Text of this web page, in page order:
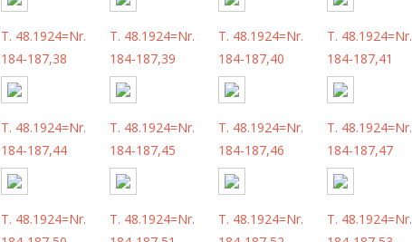
T. 48.1924=Nr.
184-187,38
T. 48.1924=Nr.
184-187,39
T. 48.1924=Nr.
184-187,40
T. 48.1924=Nr.
184-187,41
T. 48.1924=Nr.
184-187,44
T. 48.1924=Nr.
184-187,45
T. 48.1924=Nr.
184-187,46
T. 48.1924=Nr.
184-187,47
T. 48.1924=Nr.
T. 48.1924=Nr.
T. 48.1924=Nr.
T. 48.1924=Nr.